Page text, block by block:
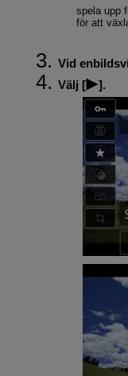
spela upp
för att
Vid
Välj [
].